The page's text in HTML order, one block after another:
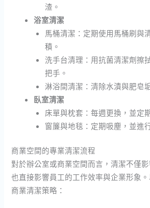
渣。
浴室清潔
馬桶清潔：定期使用馬桶刷與
積。
洗手台清理：用抗菌清潔劑擦
把手。
淋浴間清潔：清除水漬與肥皂
臥室清潔
床單與枕套：每週更換，並定
窗簾與地毯：定期吸塵，並進
商業空間的專業清潔流程
對於辦公室或商業空間而言，清潔不僅影
也直接影響員工的工作效率與企業形象
商業清潔策略：